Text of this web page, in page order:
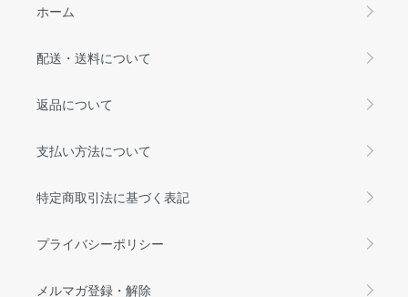
ホーム
配送・送料について
返品について
支払い方法について
特定商取引法に基づく表記
プライバシーポリシー
メルマガ登録・解除